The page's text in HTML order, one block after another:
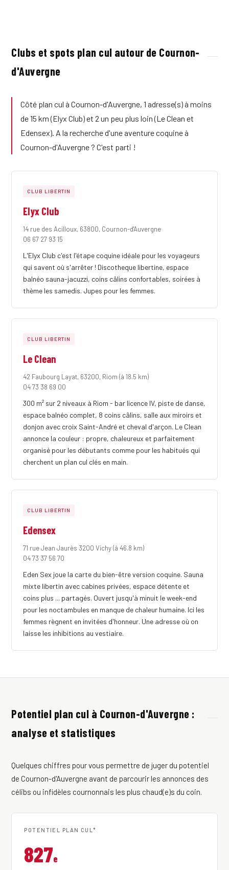
Clubs et spots plan cul autour de Cournon-
d'Auvergne
Côté plan cul à Cournon-d'Auvergne, 1 adresse(s) à moins
de 15 km (Elyx Club) et 2 un peu plus loin (Le Clean et
Edensex). A la recherche d'une aventure coquine à
Cournon-d'Auvergne ? C'est parti !
CLUB LIBERTIN
Elyx Club
14 rue des Acilloux, 63800, Cournon-d'Auvergne
06 67 27 93 15
L'Elyx Club c'est l'étape coquine idéale pour les voyageurs
qui savent où s'arrêter ! Discotheque libertine, espace
balnéo sauna-jacuzzi, coins câlins confortables, soirées à
thème les samedis. Jupes pour les femmes.
CLUB LIBERTIN
Le Clean
42 Faubourg Layat, 63200, Riom(à 18.5 km)
04 73 38 69 00
300 m² sur 2 niveaux à Riom - bar licence IV, piste de danse,
espace balnéo complet, 8 coins câlins, salle aux miroirs et
donjon avec croix Saint-André et cheval d'arçon. Le Clean
annonce la couleur : propre, chaleureux et parfaitement
organisé pour les débutants comme pour les habitués qui
cherchent un plan cul clés en main.
CLUB LIBERTIN
Edensex
71 rue Jean Jaurès 3200 Vichy(à 46.8 km)
04 73 37 56 70
Eden Sex joue la carte du bien-être version coquine. Sauna
mixte libertin avec cabines privées, espace détente et
coins plus ... partagés. Ouvert jusqu'à minuit le week-end
pour les noctambules en manque de chaleur humaine. Ici les
femmes règnent en invitées d'honneur. Une adresse où on
laisse les inhibitions au vestiaire.
Potentiel plan cul à Cournon-d'Auvergne :
analyse et statistiques
Quelques chiffres pour vous permettre de juger du potentiel
de Cournon-d'Auvergne avant de parcourir les annonces des
célibs ou infidèles cournonnais les plus chaud(e)s du coin.
POTENTIEL PLAN CUL*
827e